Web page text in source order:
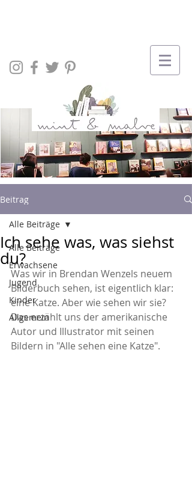
Beitrag
Alle Beiträge
Erwachsene
Jugend
Kinder
Allgemein
Alle Beiträge
Ich sehe was, was siehst
du?
Was wir in Brendan Wenzels neuem
Bilderbuch sehen, ist eigentlich klar:
eine Katze. Aber wie sehen wir sie?
Das erzählt uns der amerikanische
Autor und Illustrator mit seinen
Bildern in "Alle sehen eine Katze".